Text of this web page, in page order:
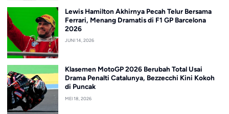
Lewis Hamilton Akhirnya Pecah Telur Bersama
Ferrari, Menang Dramatis di F1 GP Barcelona
2026
JUNI 14, 2026
Klasemen MotoGP 2026 Berubah Total Usai
Drama Penalti Catalunya, Bezzecchi Kini Kokoh
di Puncak
MEI 18, 2026